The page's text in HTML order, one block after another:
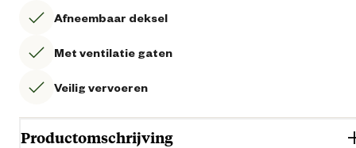
Afneembaar deksel
Met ventilatie gaten
Veilig vervoeren
Productomschrijving